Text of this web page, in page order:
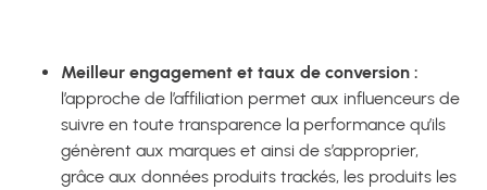
Meilleur engagement et taux de conversion :
l’approche de l’affiliation permet aux influenceurs de
suivre en toute transparence la performance qu’ils
génèrent aux marques et ainsi de s’approprier,
grâce aux données produits trackés, les produits les